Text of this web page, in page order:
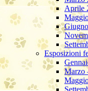
Aprile
Esposizioni
Marzo